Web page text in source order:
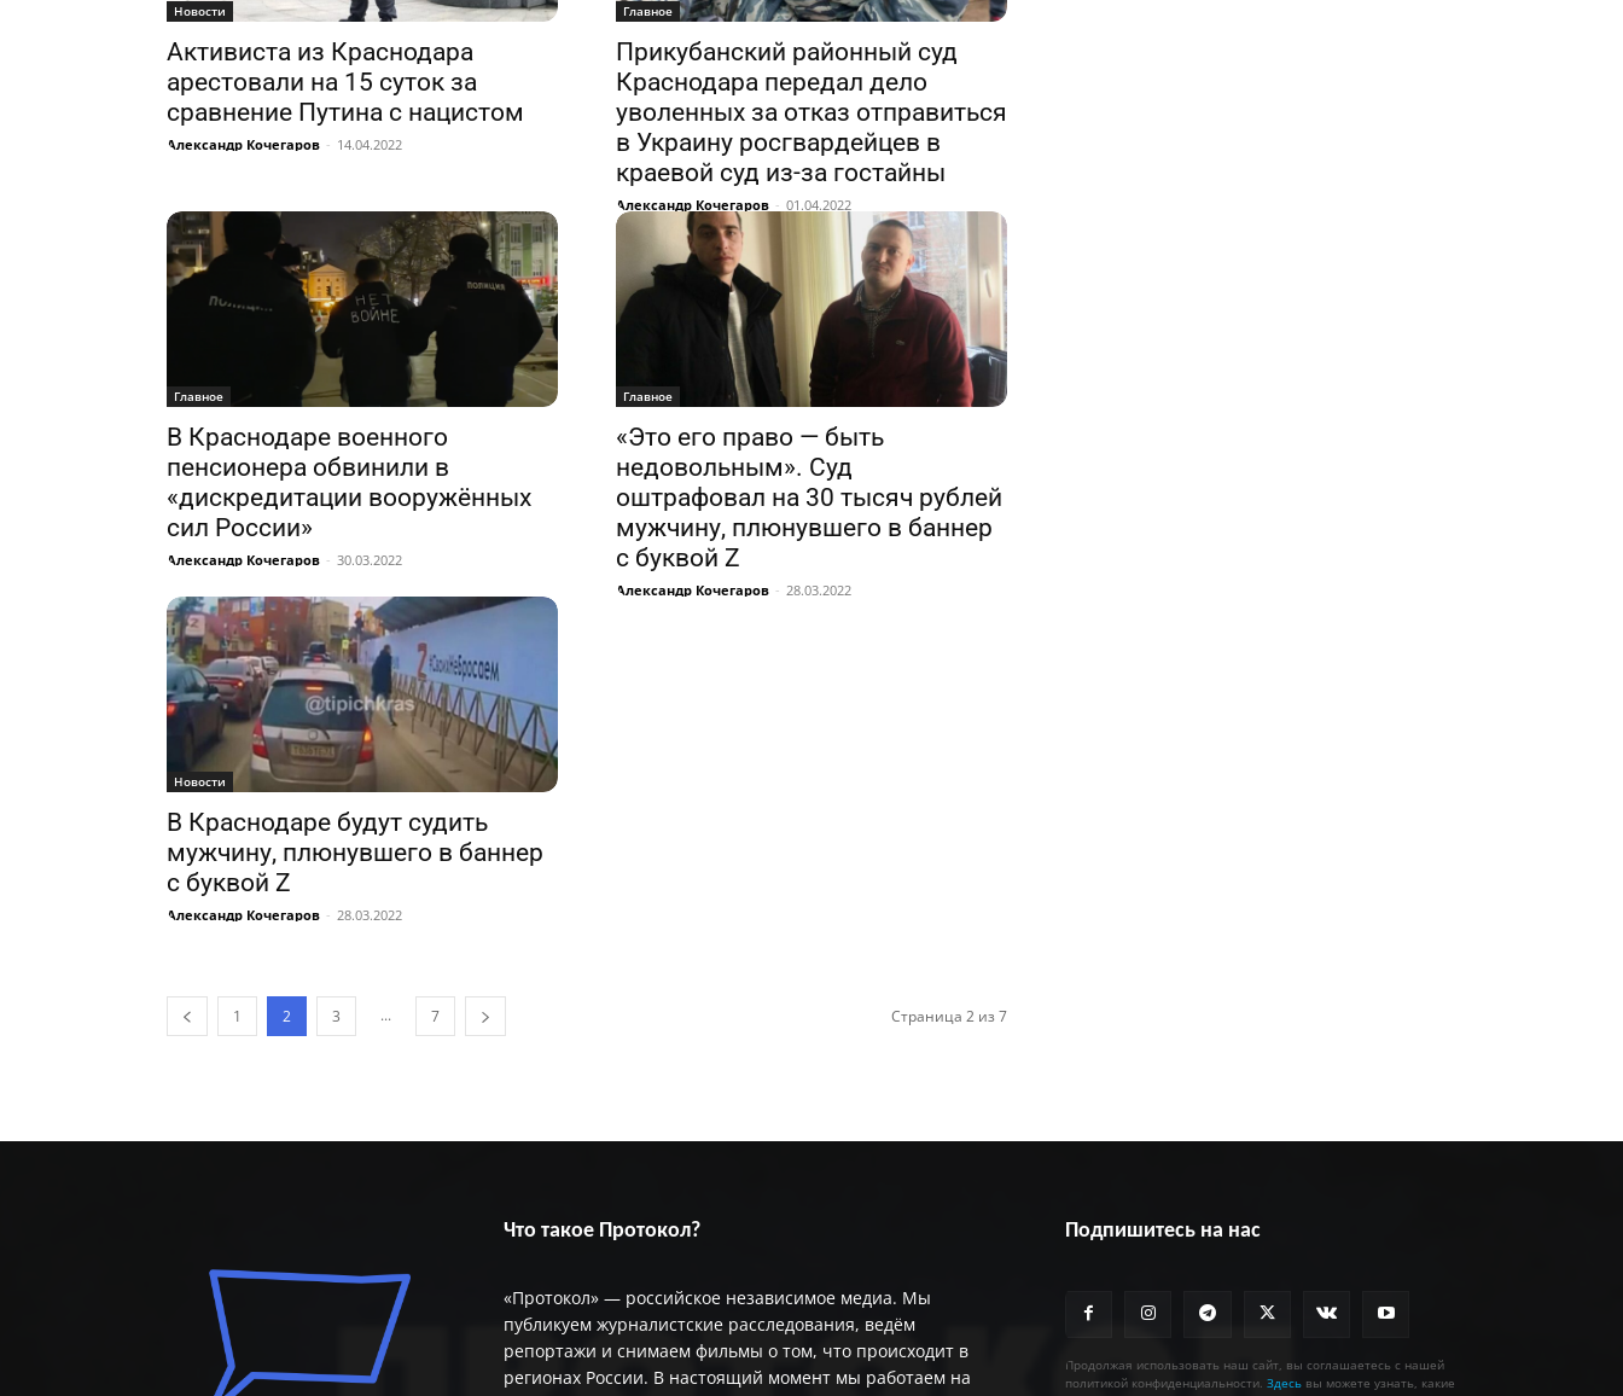
Новости
Активиста из Краснодара
арестовали на 15 суток за
сравнение Путина с нацистом
Александр Кочегаров - 14.04.2022
Главное
Прикубанский районный суд
Краснодара передал дело
уволенных за отказ отправиться
в Украину росгвардейцев в
краевой суд из-за гостайны
Александр Кочегаров - 01.04.2022
Главное
В Краснодаре военного
пенсионера обвинили в
«дискредитации вооружённых
сил России»
Александр Кочегаров - 30.03.2022
Главное
«Это его право — быть
недовольным». Суд
оштрафовал на 30 тысяч рублей
мужчину, плюнувшего в баннер
с буквой Z
Александр Кочегаров - 28.03.2022
Новости
В Краснодаре будут судить
мужчину, плюнувшего в баннер
с буквой Z
Александр Кочегаров - 28.03.2022
1 2 3 ... 7 Страница 2 из 7
Что такое Протокол?
«Протокол» — российское независимое медиа. Мы
публикуем журналистские расследования, ведём
репортажи и снимаем фильмы о том, что происходит в
регионах России. В настоящий момент мы работаем на
Подпишитесь на нас
Продолжая использовать наш сайт, вы соглашаетесь с нашей
политикой конфиденциальности. Здесь вы можете узнать, какие